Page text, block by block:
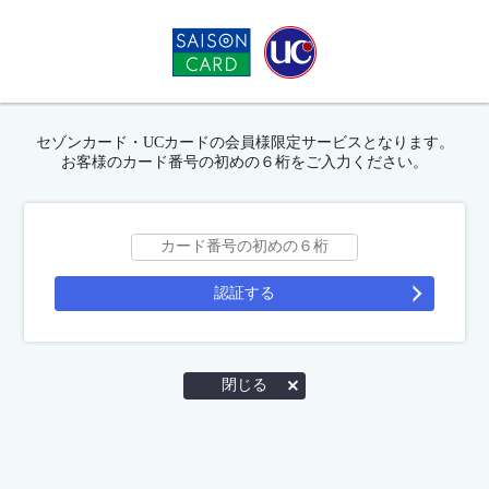
セゾンカード・UCカードの会員様限定サービスとなります。
お客様のカード番号の初めの６桁をご入力ください。
認証する
閉じる